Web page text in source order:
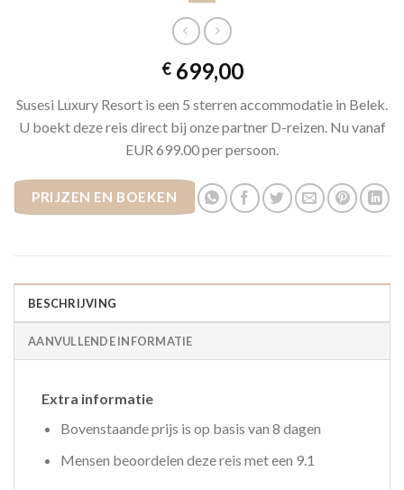
€699,00
Susesi Luxury Resort is een 5 sterren accommodatie in Belek.
U boekt deze reis direct bij onze partner D-reizen. Nu vanaf
EUR 699.00 per persoon.
PRIJZEN EN BOEKEN
BESCHRIJVING
AANVULLENDE INFORMATIE
Extra informatie
Bovenstaande prijs is op basis van 8 dagen
Mensen beoordelen deze reis met een 9.1